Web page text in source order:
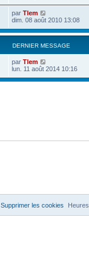
par Tlem
dim. 08 août 2010 13:08
DERNIER MESSAGE
par Tlem
lun. 11 août 2014 10:16
Supprimer les cookies